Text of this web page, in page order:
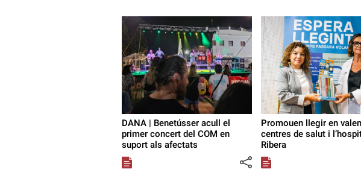
DANA | Benetússer acull el
primer concert del COM en
suport als afectats
Promouen llegir en
centres de salut i
Ribera